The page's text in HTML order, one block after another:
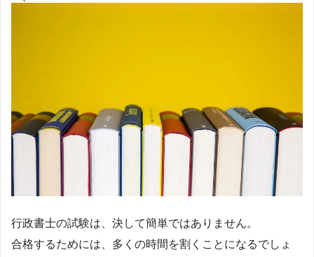
行政書士の試験は、決して簡単ではありません。
合格するためには、多くの時間を割くことになるでしょ